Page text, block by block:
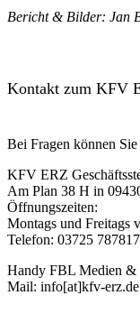
Bericht & Bilder: Jan
Kontakt zum KFV
Bei Fragen können
KFV ERZ
Am Plan 38 H in
Öffnungszeiten:
Montags und Freitags
Telefon: 03725
Handy FBL Medien &
Mail: info[at]kfv-erz.de